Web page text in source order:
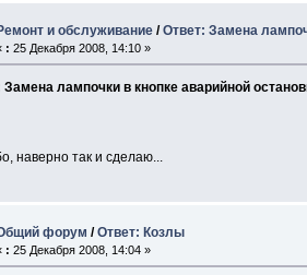
и обслуживание /Ответ: Замена
: 25 Декабря 2008, 14:10 »
Замена лампочки в кнопке аварийной
наверно так и сделаю...
форум /Ответ: Козлы
: 25 Декабря 2008, 14:04 »